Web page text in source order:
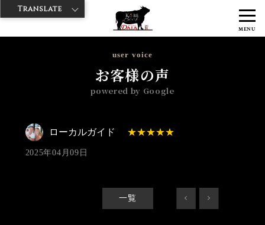
MENU
神戸牛ダイヤ > 神戸牛ダイア グランスタ八重洲店 Googleレビュー
ローカルガイド 2025/04/09 No_review
user voice
お客様の声
powered by Google
ローカルガイド
2025年04月09日
一覧 < >
Translate